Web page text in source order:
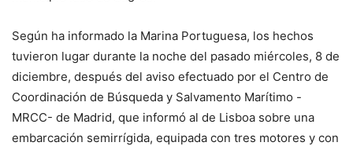
Según ha informado la Marina Portuguesa, los hechos
tuvieron lugar durante la noche del pasado miércoles, 8 de
diciembre, después del aviso efectuado por el Centro de
Coordinación de Búsqueda y Salvamento Marítimo -
MRCC- de Madrid, que informó al de Lisboa sobre una
embarcación semirrígida, equipada con tres motores y con